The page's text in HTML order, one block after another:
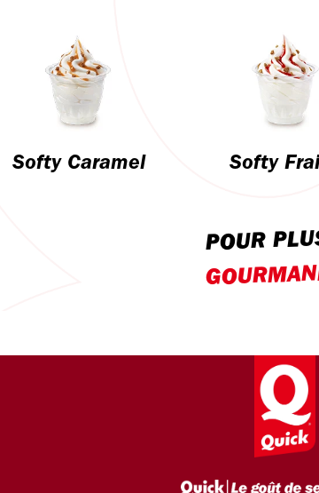
Softy Caramel Softy
POUR